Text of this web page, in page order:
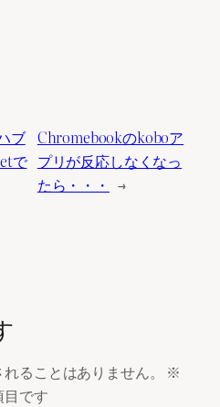
ブ
で
Chromebookのkoboア
プリが反応しなくなっ
たら・・・
→
ることはありません。
※
です